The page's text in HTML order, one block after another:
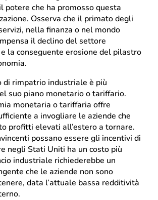
potere che ha promosso questa
Osserva che il primato degli
nella finanza o nel mondo
il declino del settore
la conseguente erosione del pilastro
di rimpatrio industriale è più
suo piano monetario o tariffario.
monetaria o tariffaria offre
a invogliare le aziende che
profitti elevati all’estero a tornare.
possano essere gli incentivi di
negli Stati Uniti ha un costo più
industriale richiederebbe un
che le aziende non sono
data l’attuale bassa redditività